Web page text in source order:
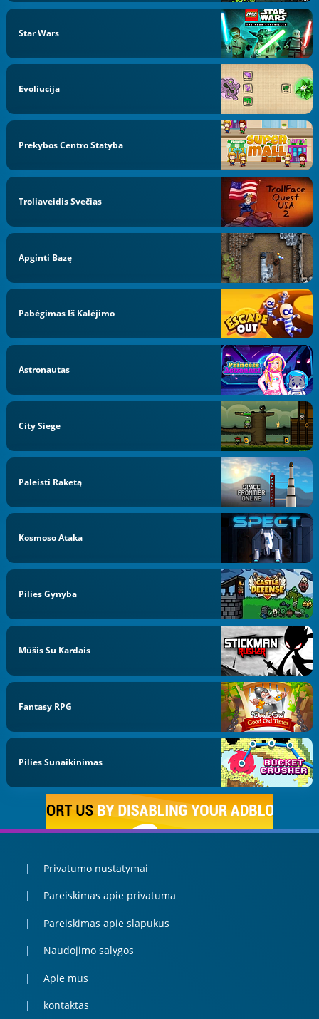
Star Wars
Evoliucija
Prekybos Centro Statyba
Troliaveidis Svečias
Apginti Bazę
Pabėgimas Iš Kalėjimo
Astronautas
City Siege
Paleisti Raketą
Kosmoso Ataka
Pilies Gynyba
Mūšis Su Kardais
Fantasy RPG
Pilies Sunaikinimas
Privatumo nustatymai
Pareiskimas apie privatuma
Pareiskimas apie slapukus
Naudojimo salygos
Apie mus
kontaktas